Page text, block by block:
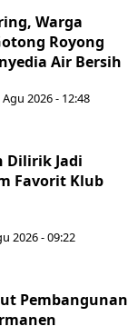
Warga
Royong
Air Bersih
2026 - 12:48
Dilirik Jadi
Favorit Klub
2026 - 09:22
Pembangunan